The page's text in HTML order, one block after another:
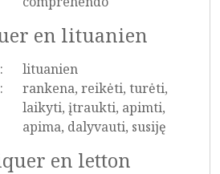
en lituanien
lituanien
rankena, reikėti, turėti,
laikyti, įtraukti, apimti,
apima, dalyvauti, susiję
en letton